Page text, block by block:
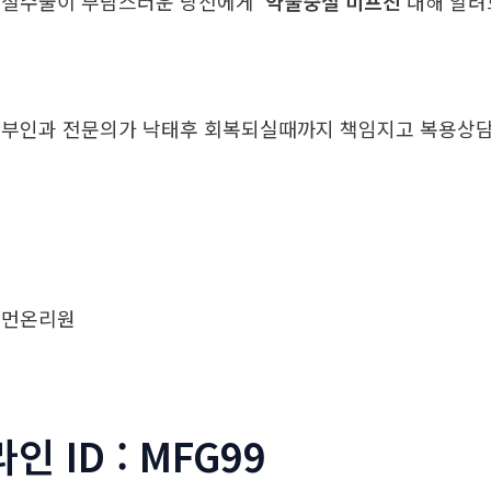
인과 전문의가 낙태후 회복되실때까지 책임지고 복용상
온리원
인 ID : MFG99